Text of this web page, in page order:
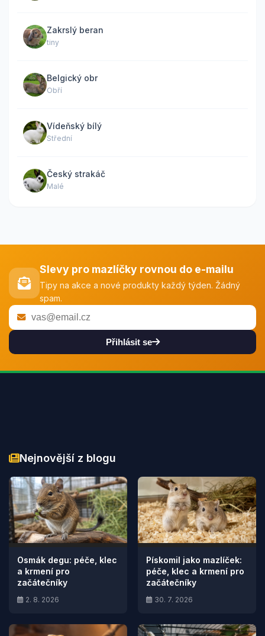
Zakrslý beran
tiny
Belgický obr
Obří
Vídeňský bílý
Střední
Český strakáč
Malé
Slevy pro mazlíčky rovnou do e-mailu
Tipy na akce a nové produkty každý týden. Žádný
spam.
Přihlásit se
Nejnovější z blogu
Osmák degu: péče, klec
a krmení pro
začátečníky
2. 8. 2026
Pískomil jako mazlíček:
péče, klec a krmení pro
začátečníky
30. 7. 2026